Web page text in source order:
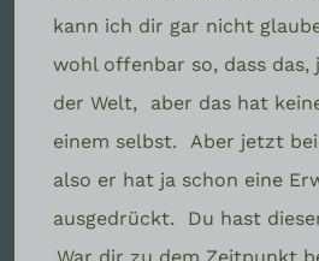
kann ich dir gar nicht
wohl offenbar so, dass das,
der Welt,
aber das hat
einem selbst.
Aber jetzt
also er hat ja schon eine
ausgedrückt.
Du hast